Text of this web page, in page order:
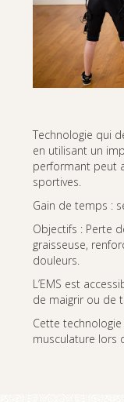
Technologie qui
en utilisant un
performant peut
sportives.
Gain de temps :
Objectifs : Perte
graisseuse,
douleurs.
L’EMS est
de maigrir ou de
Cette
musculature lors